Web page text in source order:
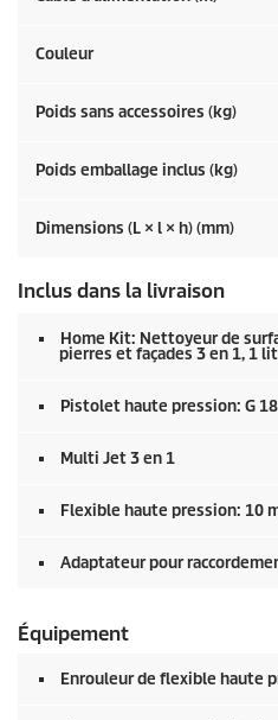
Couleur
Poids sans accessoires (kg)
Poids emballage inclus (kg)
Dimensions (L × l × h) (mm)
Inclus dans la livraison
Home Kit: Nettoyeur de
pierres et façades 3 en 1, 1
Pistolet haute pression: G
Multi Jet 3 en 1
Flexible haute pression: 10
Adaptateur pour
Équipement
Enrouleur de flexible haute